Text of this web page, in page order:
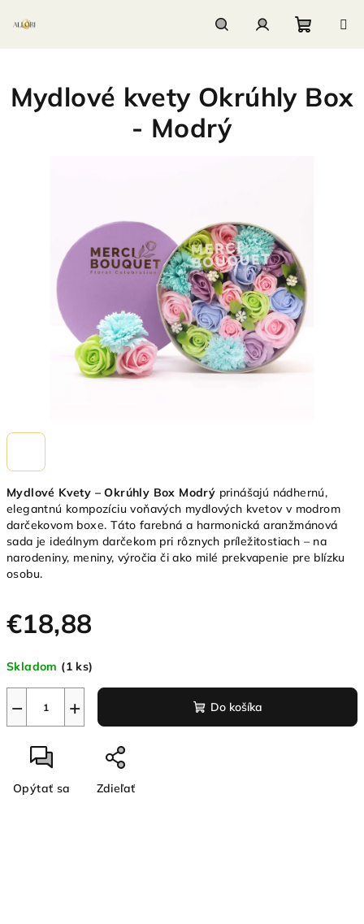
košík
Mydlové Kvety – Okrúhly Box Modrý prinášajú nádhernú,
elegantnú kompozíciu voňavých mydlových kvetov v modrom
darčekovom boxe. Táto farebná a harmonická aranžmánová
sada je ideálnym darčekom pri rôznych príležitostiach – na
narodeniny, meniny, výročia či ako milé prekvapenie pre blízku
osobu.
€18,88
cena:
Skladom (1 ks)
+
− Do košíka
Opýtať sa Zdieľať
Mydlové kvety Okrúhly Box
- Modrý